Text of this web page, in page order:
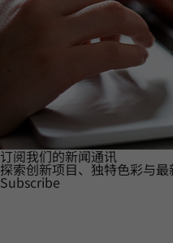
订阅我们的新闻通讯
探索创新项目、独特色彩与
Subscribe